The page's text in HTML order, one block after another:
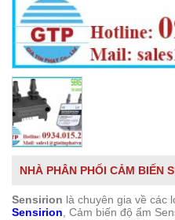
NHÀ PHÂN PHỐI CẢM BIẾN
Sensirion là chuyên gia về các
Sensirion , Cảm biến độ ẩm